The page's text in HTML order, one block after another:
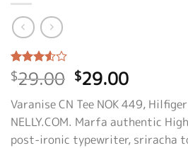
Bewertet
mit3.50
basierend
auf
2
Kundenbewertungen
$29.00 Ursprünglicher
Preis
war:
$29.00
$29.00
Preis
ist:
$29.00.
Varanise CN Tee NOK 449,
NELLY.COM. Marfa authentic
post-ironic typewriter, sriracha